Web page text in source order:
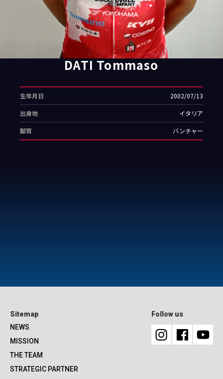
JCL LEAGUE HP
DATI Tommaso
生年月日 2002/07/13
出身地 イタリア
脚質 バンチャー
Sitemap
NEWS
MISSION
THE TEAM
STRATEGIC PARTNER
Follow us